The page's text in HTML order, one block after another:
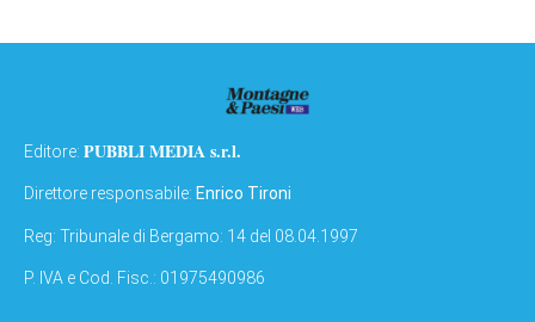
Editore: PUBBLI MEDIA s.r.l.
Direttore responsabile: Enrico Tironi
Reg: Tribunale di Bergamo: 14 del 08.04.1997
P. IVA e Cod. Fisc.: 01975490986